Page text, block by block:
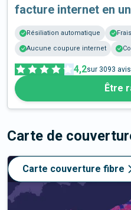
facture internet en
Résiliation automatique
Aucune coupure internet
4,2sur 3093
Être
Carte de
Carte couverture fibre